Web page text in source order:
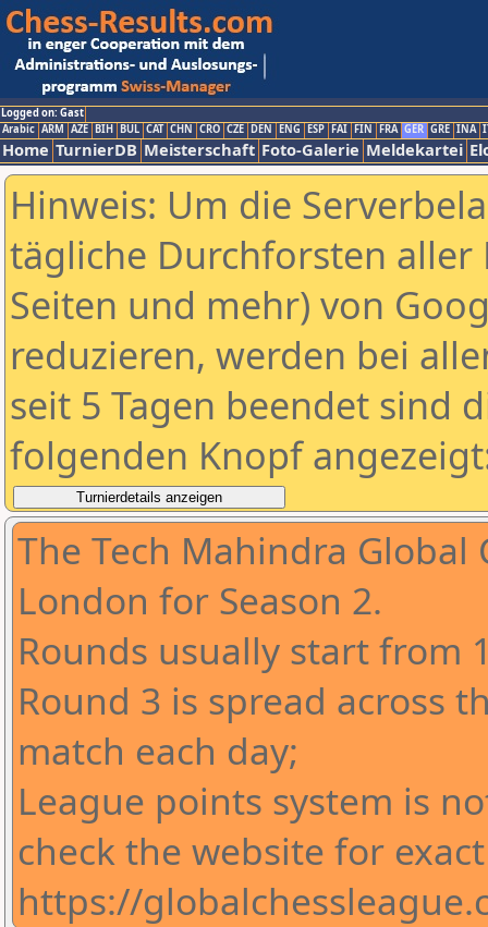
Logged on: Gast
Arabic ARM AZE BIH BUL CAT CHN CRO CZE DEN ENG ESP FAI FIN FRA GER GRE INA
Home TurnierDB Meisterschaft Foto-Galerie Meldekartei
Hinweis: Um die
tägliche Durchforsten aller
Seiten und mehr) von
reduzieren, werden bei
seit 5 Tagen beendet sind
folgenden Knopf
The Tech Mahindra Global
London for Season 2.
Rounds usually start from
Round 3 is spread across
match each day;
League points system is
check the website for
https://